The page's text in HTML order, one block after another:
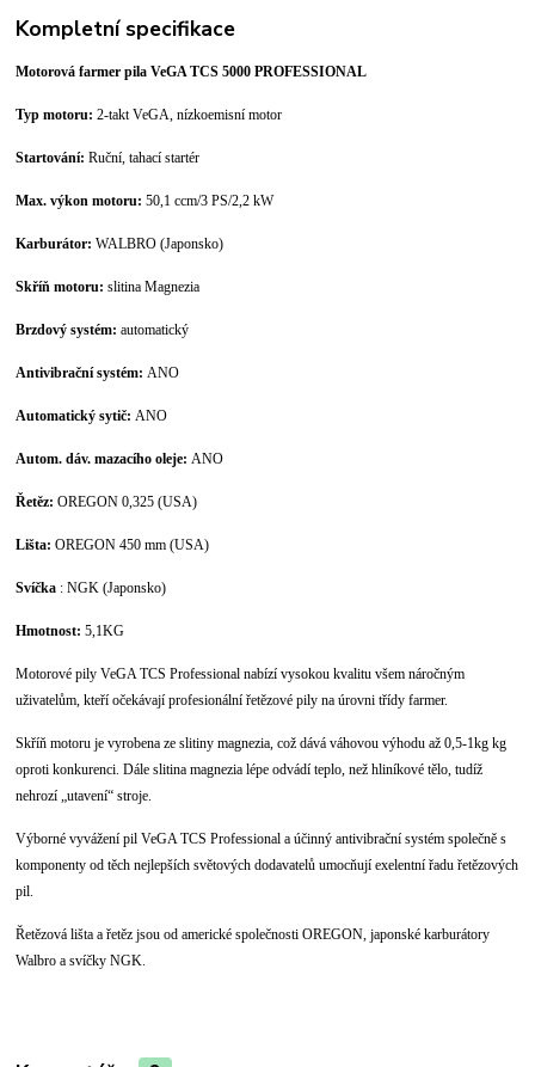
Kompletní specifikace
Motorová farmer pila VeGA TCS 5000 PROFESSIONAL
Typ motoru:2-takt VeGA, nízkoemisní motor
Startování:Ruční, tahací startér
Max. výkon motoru:50,1 ccm/3 PS/2,2 kW
Karburátor:WALBRO (Japonsko)
Skříň motoru:slitina Magnezia
Brzdový systém:automatický
Antivibrační systém: ANO
Automatický sytič: ANO
Autom. dáv. mazacího oleje: ANO
Řetěz:OREGON 0,325 (USA)
Lišta: OREGON 450 mm (USA)
Svíčka : NGK (Japonsko)
Hmotnost:5,1KG
Motorové pily VeGA TCS Professional nabízí vysokou kvalitu všem náročným
uživatelům, kteří očekávají profesionální řetězové pily na úrovni třídy farmer.
Skříň motoru je vyrobena ze slitiny magnezia, což dává váhovou výhodu až 0,5-1kg kg
oproti konkurenci. Dále slitina magnezia lépe odvádí teplo, než hliníkové tělo, tudíž
nehrozí „utavení“ stroje.
Výborné vyvážení pil VeGA TCS Professional a účinný antivibrační systém společně s
komponenty od těch nejlepších světových dodavatelů umocňují exelentní řadu řetězových
pil.
Řetězová lišta a řetěz jsou od americké společnosti OREGON, japonské karburátory
Walbro a svíčky NGK.